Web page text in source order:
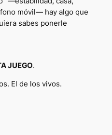
móvil— hay algo que
sabes ponerle
JUEGO.
El de los vivos.